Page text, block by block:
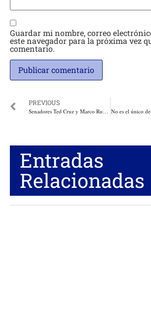
Guardar mi nombre, correo
este navegador para la próxima vez
comentario.
PREVIOUS
Senadores Ted Cruz y Marco Rubio presentan proyecto de ley al Congreso de USA para que las Farc vuelva a su condición de grupo terrorista, e incluya a Piedad Córdoba, Rodrigo Granda y Sandra Ramírez
Entradas
Relacionadas